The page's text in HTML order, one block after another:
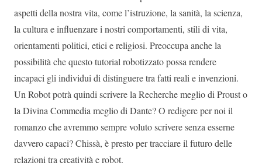
aspetti della nostra vita, come l’istruzione, la sanità, la scienza,
la cultura e influenzare i nostri comportamenti, stili di vita,
orientamenti politici, etici e religiosi. Preoccupa anche la
possibilità che questo tutorial robotizzato possa rendere
incapaci gli individui di distinguere tra fatti reali e invenzioni.
Un Robot potrà quindi scrivere la Recherche meglio di Proust o
la Divina Commedia meglio di Dante? O redigere per noi il
romanzo che avremmo sempre voluto scrivere senza esserne
davvero capaci? Chissà, è presto per tracciare il futuro delle
relazioni tra creatività e robot.